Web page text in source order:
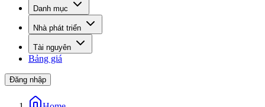
Danh mục
Nhà phát triển
Tài nguyên
Bảng giá
Đăng nhập